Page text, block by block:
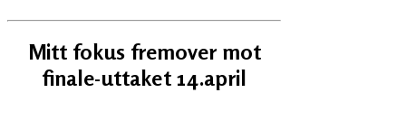
Mitt fokus fremover mot
finale-uttaket 14.april